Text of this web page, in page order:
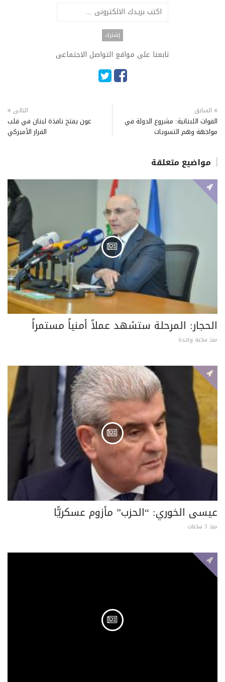
تابعنا على مواقع التواصل الاجتماعى
السابق
القوات اللبنانية: مشروع الدولة في
مواجهة وهم التسويات
التالى
عون يفتح نافذة لبنان في قلب
القرار الأميركي
مواضيع متعلقة
الحجار: المرحلة ستشهد عملاً أمنياً مستمراً
منذ ساعة واحدة
عيسى الخوري: “الحزب” مأزوم عسكريًّا
منذ 3 ساعات